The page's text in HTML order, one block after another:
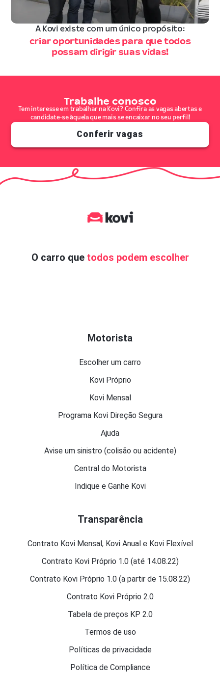
A Kovi existe com um único propósito:
criar oportunidades para que todos
possam dirigir suas vidas!
Trabalhe conosco
Tem interesse em trabalhar na Kovi? Confira as vagas abertas e
candidate-se àquela que mais se encaixar no seu perfil!
Conferir vagas
O carro que todos podem escolher
Motorista
Escolher um carro
Kovi Próprio
Kovi Mensal
Programa Kovi Direção Segura
Ajuda
Avise um sinistro (colisão ou acidente)
Central do Motorista
Indique e Ganhe Kovi
Transparência
Contrato Kovi Mensal, Kovi Anual e Kovi Flexível
Contrato Kovi Próprio 1.0 (até 14.08.22)
Contrato Kovi Próprio 1.0 (a partir de 15.08.22)
Contrato Kovi Próprio 2.0
Tabela de preços KP 2.0
Termos de uso
Políticas de privacidade
Política de Compliance